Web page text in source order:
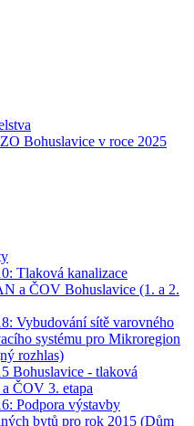
Bohuslavice v roce 2025
Tlaková kanalizace
a ČOV Bohuslavice (1. a 2.
Vybudování sítě varovného
systému pro Mikroregion
rozhlas)
Bohuslavice - tlaková
ČOV 3. etapa
Podpora výstavby
bytů pro rok 2015 (Dům